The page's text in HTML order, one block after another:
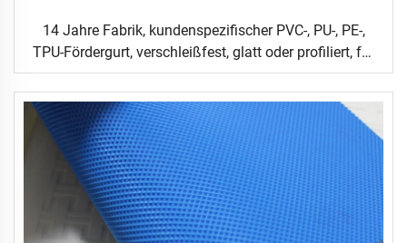
14 Jahre Fabrik, kundenspezifischer PVC-, PU-, PE-,
TPU-Fördergurt, verschleißfest, glatt oder profiliert, für
Logistik, Keramik, Lebensmittel, Industrie